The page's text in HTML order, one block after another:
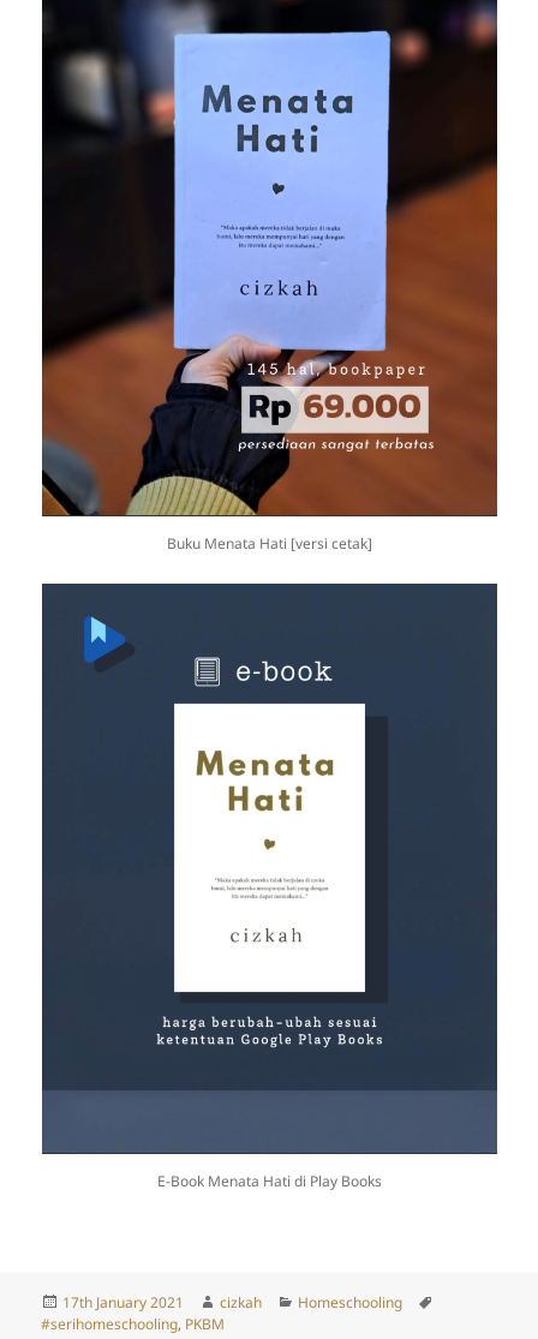
Buku Menata Hati [versi cetak]
E-Book Menata Hati di Play Books
Posted
on
17th January 2021 Author
cizkah Categories
Homeschooling
#serihomeschooling, PKBM